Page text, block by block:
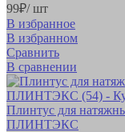
99₽/ шт
В избранное
В избранном
Сравнить
В сравнении
Плинтус для
ПЛИНТЭКС